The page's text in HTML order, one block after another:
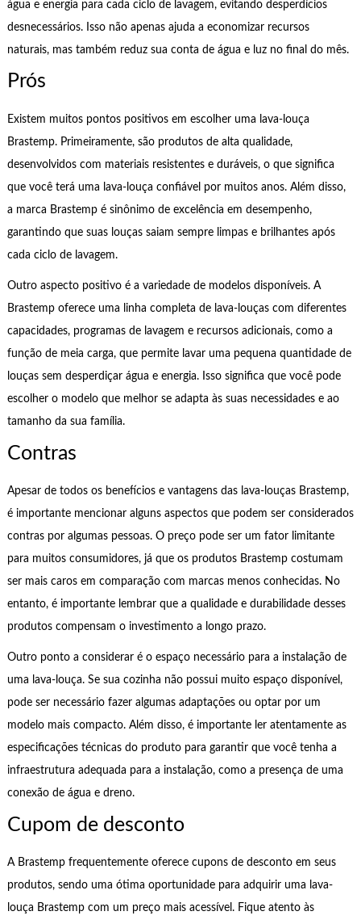
água e energia para cada ciclo de lavagem, evitando desperdícios
desnecessários. Isso não apenas ajuda a economizar recursos
naturais, mas também reduz sua conta de água e luz no final do mês.
Prós
Existem muitos pontos positivos em escolher uma lava-louça
Brastemp. Primeiramente, são produtos de alta qualidade,
desenvolvidos com materiais resistentes e duráveis, o que significa
que você terá uma lava-louça confiável por muitos anos. Além disso,
a marca Brastemp é sinônimo de excelência em desempenho,
garantindo que suas louças saiam sempre limpas e brilhantes após
cada ciclo de lavagem.
Outro aspecto positivo é a variedade de modelos disponíveis. A
Brastemp oferece uma linha completa de lava-louças com diferentes
capacidades, programas de lavagem e recursos adicionais, como a
função de meia carga, que permite lavar uma pequena quantidade de
louças sem desperdiçar água e energia. Isso significa que você pode
escolher o modelo que melhor se adapta às suas necessidades e ao
tamanho da sua família.
Contras
Apesar de todos os benefícios e vantagens das lava-louças Brastemp,
é importante mencionar alguns aspectos que podem ser considerados
contras por algumas pessoas. O preço pode ser um fator limitante
para muitos consumidores, já que os produtos Brastemp costumam
ser mais caros em comparação com marcas menos conhecidas. No
entanto, é importante lembrar que a qualidade e durabilidade desses
produtos compensam o investimento a longo prazo.
Outro ponto a considerar é o espaço necessário para a instalação de
uma lava-louça. Se sua cozinha não possui muito espaço disponível,
pode ser necessário fazer algumas adaptações ou optar por um
modelo mais compacto. Além disso, é importante ler atentamente as
especificações técnicas do produto para garantir que você tenha a
infraestrutura adequada para a instalação, como a presença de uma
conexão de água e dreno.
Cupom de desconto
A Brastemp frequentemente oferece cupons de desconto em seus
produtos, sendo uma ótima oportunidade para adquirir uma lava-
louça Brastemp com um preço mais acessível. Fique atento às